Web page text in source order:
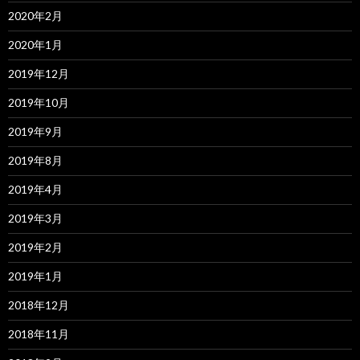
2020年2月
2020年1月
2019年12月
2019年10月
2019年9月
2019年8月
2019年4月
2019年3月
2019年2月
2019年1月
2018年12月
2018年11月